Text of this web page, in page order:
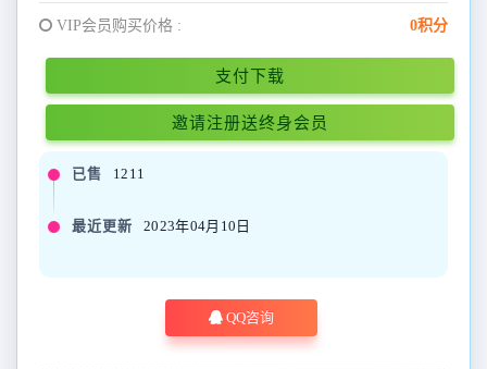
VIP会员购买价格 : 0积分
支付下载
邀请注册送终身会员
已售 1211
最近更新 2023年04月10日
QQ咨询